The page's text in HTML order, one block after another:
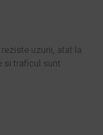
uzurii, atat la
si traficul sunt